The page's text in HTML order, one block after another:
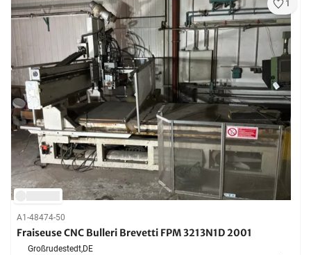
1
A1-48474-50
Fraiseuse CNC Bulleri Brevetti FPM 3213N1D 2001
Großrudestedt,DE